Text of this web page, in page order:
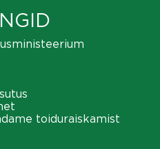
toiduraiskamist